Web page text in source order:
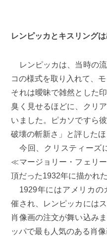
レンピッカとキスリング
レンピッカは、当時の
コの様式を取り入れて、
それは曖昧で雑然とした
臭く見せるほどに、クリ
いました。ピカソですら
破壊の斬新さ」と評したほ
今回、クリスティーズ
≪マージョリー・フェリ
頂だった1932年に描かれ
1929年にはアメリカの
催され、レンピッカには
肖像画の注文が舞い込み
ッパで最も人気のある肖